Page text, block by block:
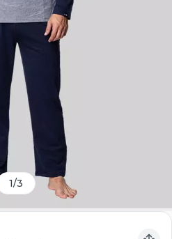
1/3